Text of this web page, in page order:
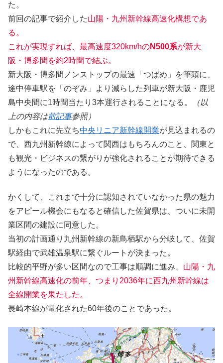
た。
前回の記事で紹介した山陽・九州新幹線高速化構想であ
る。
これが実現すれば、最高速度320km/hのN500系が新大
阪・博多間を約2時間で結ぶ。
新大阪・博多間ノンストップの最速「つばめ」を筆頭に、
途中停車駅を「のぞみ」より減らした列車が新大阪・鹿児
島中央間に1時間当たり3本運行されることになる。
（以
上の内容は前記事参照）
しかもこれに先立ち中央リニア新幹線開業が見込まれるの
で、西九州新幹線によって関西はもちろんのこと、関東と
も観光・ビジネスの繋がりが強化されることが期待できる
ようになったのである。
かくして、これまで十分に認知されていなかった県の魅力
をアピール機会にもなると確信した佐賀県は、ついに未開
業区間の建設に同意した。
当初の計画通り九州新幹線の新鳥栖駅から分岐して、佐賀
駅経由で武雄温泉駅に繋ぐルートが決まった。
比較的平野が多い区間なので工事は順調に進み、 山陽・九
州新幹線高速化の前年、つまり2036年に西九州新幹線は
全線開業を果たした。
長崎本線が電化された60年後のことであった。